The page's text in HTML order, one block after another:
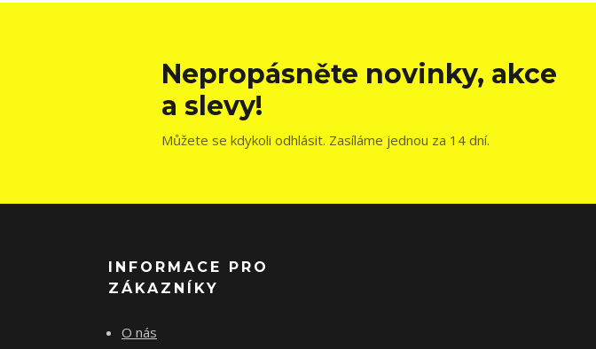
Nepropásněte novinky, akce
a slevy!
Můžete se kdykoli odhlásit. Zasíláme jednou za 14 dní.
INFORMACE PRO
ZÁKAZNÍKY
O nás